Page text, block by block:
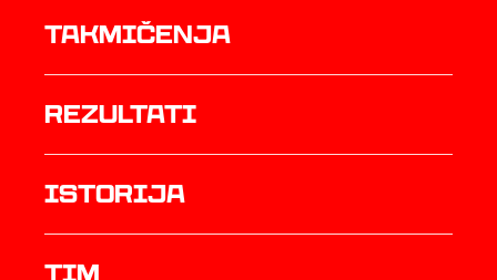
Takmičenja
rezultati
istorija
TIM